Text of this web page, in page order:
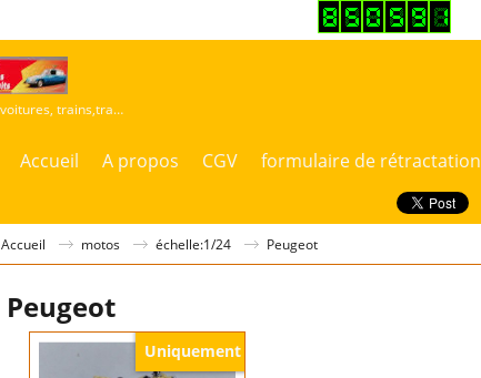
ACHAT, VENTE DE TOUS JOUETS ANCIENS voitures, trains,travaux publics,agricoles
Accueil A propos CGV formulaire de rétractation
Accueil motos échelle:1/24 Peugeot
Peugeot
Uniquement